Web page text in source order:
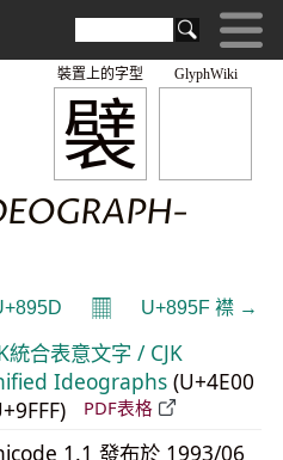
GlyphWiki
襞
裝置上的字型
𝄜 U+895F 襟 →
統合表意文字 / CJK
Ideographs (U+4E00
PDF表格
1.1 發布於 1993/06